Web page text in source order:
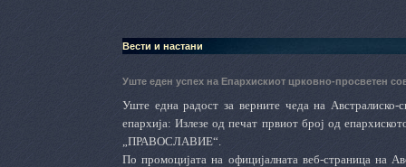
Вести и настани
Уште еден успех на Епархискиот црковно-просветен
Уште една радост за верните чеда на Австралиско-
епархија: Излезе од печат првиот број од
„ПРАВОСЛАВИЕ“.
​По промоцијата на официјалната веб-страница на